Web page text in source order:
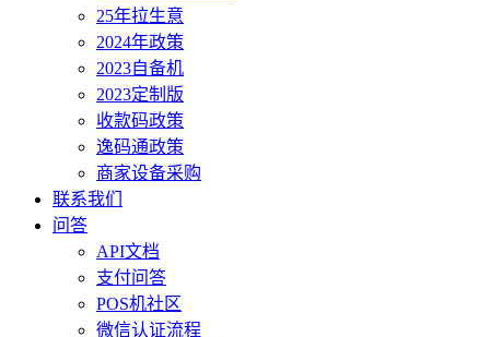
25年拉生意
2024年政策
2023自备机
2023定制版
收款码政策
逸码通政策
商家设备采购
联系我们
问答
API文档
支付问答
POS机社区
微信认证流程